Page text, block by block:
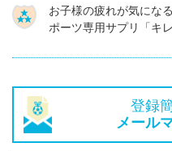
お子様の疲れが気にな
ポーツ専用サプリ「キレ
登録
メール